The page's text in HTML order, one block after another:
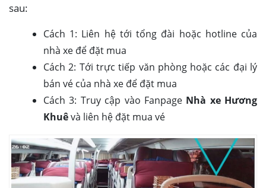
sau:
Cách 1: Liên hệ tới tổng đài hoặc hotline của
nhà xe để đặt mua
Cách 2: Tới trực tiếp văn phòng hoặc các đại lý
bán vé của nhà xe để đặt mua
Cách 3: Truy cập vào Fanpage Nhà xe Hương
Khuêvà liên hệ đặt mua vé